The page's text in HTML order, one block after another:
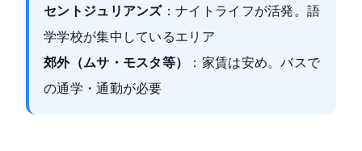
セントジュリアンズ：ナイトライフが活発。語
学学校が集中しているエリア
郊外（ムサ・モスタ等）
：家賃は安め。バスで
の通学・通勤が必要